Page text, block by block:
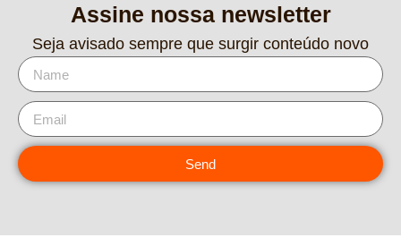
Assine nossa newsletter
Seja avisado sempre que surgir conteúdo novo
Send